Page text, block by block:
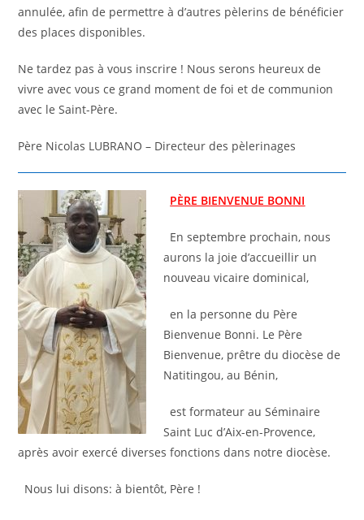
annulée, afin de permettre à d’autres pèlerins de bénéficier
des places disponibles.
Ne tardez pas à vous inscrire ! Nous serons heureux de
vivre avec vous ce grand moment de foi et de communion
avec le Saint-Père.
Père Nicolas LUBRANO – Directeur des pèlerinages
PÈRE BIENVENUE BONNI
En septembre prochain, nous
aurons la joie d’accueillir un
nouveau vicaire dominical,
en la personne du Père
Bienvenue Bonni. Le Père
Bienvenue, prêtre du diocèse de
Natitingou, au Bénin,
est formateur au Séminaire
Saint Luc d’Aix-en-Provence,
après avoir exercé diverses fonctions dans notre diocèse.
Nous lui disons: à bientôt, Père !